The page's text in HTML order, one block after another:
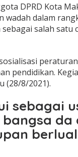
DPRD Kota
dalam
salah satu
pendidikan.
(28/8/2021).
sebagai
da